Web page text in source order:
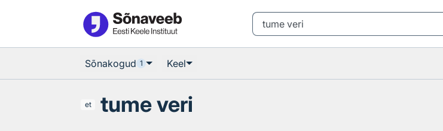
Sõnakogud 1 Keel
et tume veri